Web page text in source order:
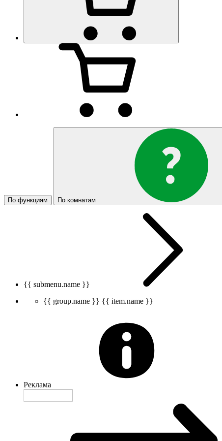
По функциям По комнатам
{{ submenu.name }}
{{ group.name }} {{ item.name }}
Реклама